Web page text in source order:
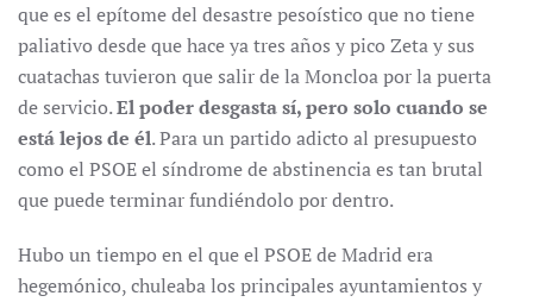
que es el epítome del desastre pesoístico que no tiene
paliativo desde que hace ya tres años y pico Zeta y sus
cuatachas tuvieron que salir de la Moncloa por la puerta
de servicio.El poder desgasta sí, pero solo cuando se
está lejos de él. Para un partido adicto al presupuesto
como el PSOE el síndrome de abstinencia es tan brutal
que puede terminar fundiéndolo por dentro.
Hubo un tiempo en el que el PSOE de Madrid era
hegemónico, chuleaba los principales ayuntamientos y